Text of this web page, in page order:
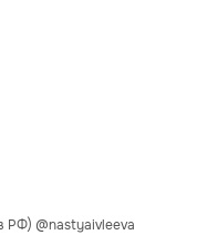
РФ) @nastyaivleeva